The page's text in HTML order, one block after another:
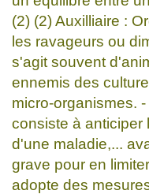
(2) (2) Auxilliaire :
les ravageurs ou
s'agit souvent
ennemis des
micro-organismes.
consiste à anticiper
d'une maladie,...
grave pour en
adopte des